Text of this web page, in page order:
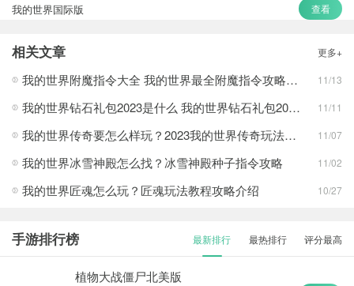
我的世界国际版 查看
我的世界国际版
我的世界采矿 查看
相关文章 更多+
我的世界附魔指令大全 我的世界最全附魔指令攻略合集 11/13
我的世界钻石礼包2023是什么 我的世界钻石礼包2023大全 11/11
我的世界传奇要怎么样玩？2023我的世界传奇玩法推荐 11/07
我的世界冰雪神殿怎么找？冰雪神殿种子指令攻略 11/02
我的世界匠魂怎么玩？匠魂玩法教程攻略介绍 10/27
手游排行榜 最新排行 最热排行 评分最高
植物大战僵尸北美版